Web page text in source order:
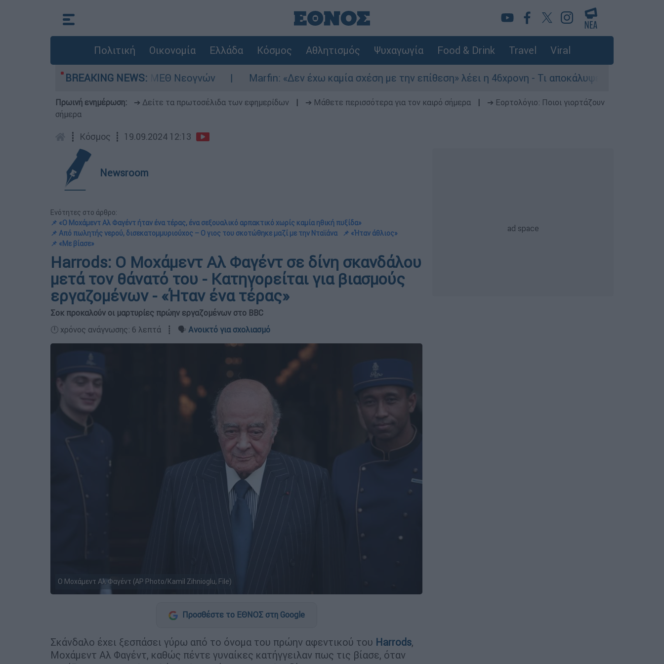
Πολιτική Οικονομία Ελλάδα Κόσμος Αθλητισμός Ψυχαγωγία Food & Drink Travel Viral
BREAKING NEWS:
Νοσηλευόταν στη ΜΕΘ Νεογνών Marfin: «Δεν έχω καμία σχέση με την επίθεση» λέει η 46χρονη - Τι αποκάλυψε στους αστυνομικούς
Πρωινή ενημέρωση: ➔ Δείτε τα πρωτοσέλιδα των εφημερίδων ➔ Μάθετε περισσότερα για τον καιρό σήμερα
➔ Εορτολόγιο: Ποιοι γιορτάζουν
σήμερα
┋ Κόσμος ┋ 19.09.2024 12:13
Newsroom
Ενότητες στο άρθρο:
📌 «Ο Μοχάμεντ Αλ Φαγέντ ήταν ένα τέρας, ένα σεξουαλικό αρπακτικό χωρίς καμία ηθική πυξίδα»
📌 Από πωλητής νερού, δισεκατομμυριούχος – Ο γιος του σκοτώθηκε μαζί με την Νταϊάνα
📌 «Ήταν άθλιος»
📌 «Με βίασε»
Harrods: Ο Μοχάμεντ Αλ Φαγέντ σε δίνη σκανδάλου
μετά τον θάνατό του - Κατηγορείται για βιασμούς
εργαζομένων - «Ήταν ένα τέρας»
Σοκ προκαλούν οι μαρτυρίες πρώην εργαζομένων στο BBC
🕛 χρόνος ανάγνωσης: 6 λεπτά ┋ 🗣️ Ανοικτό για σχολιασμό
Ο Μοχάμεντ Αλ Φαγέντ (AP Photo/Kamil Zihnioglu, File)
Προσθέστε το ΕΘΝΟΣ στη Google
Σκάνδαλο έχει ξεσπάσει γύρω από το όνομα του πρώην αφεντικού του Harrods,
Μοχάμεντ Αλ Φαγέντ, καθώς πέντε γυναίκες κατήγγειλαν πως τις βίασε, όταν